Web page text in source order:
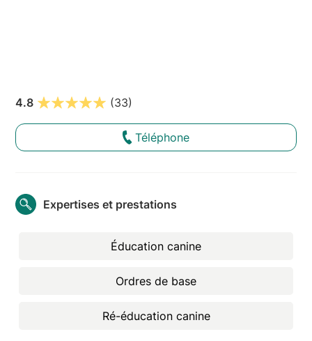
4.8 (33)
Téléphone
Expertises et prestations
Éducation canine
Ordres de base
Ré-éducation canine